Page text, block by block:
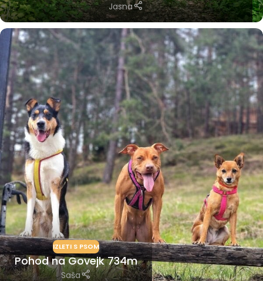
Jasna
IZLETI S PSOM
Pohod na Govejk 734m
Saša